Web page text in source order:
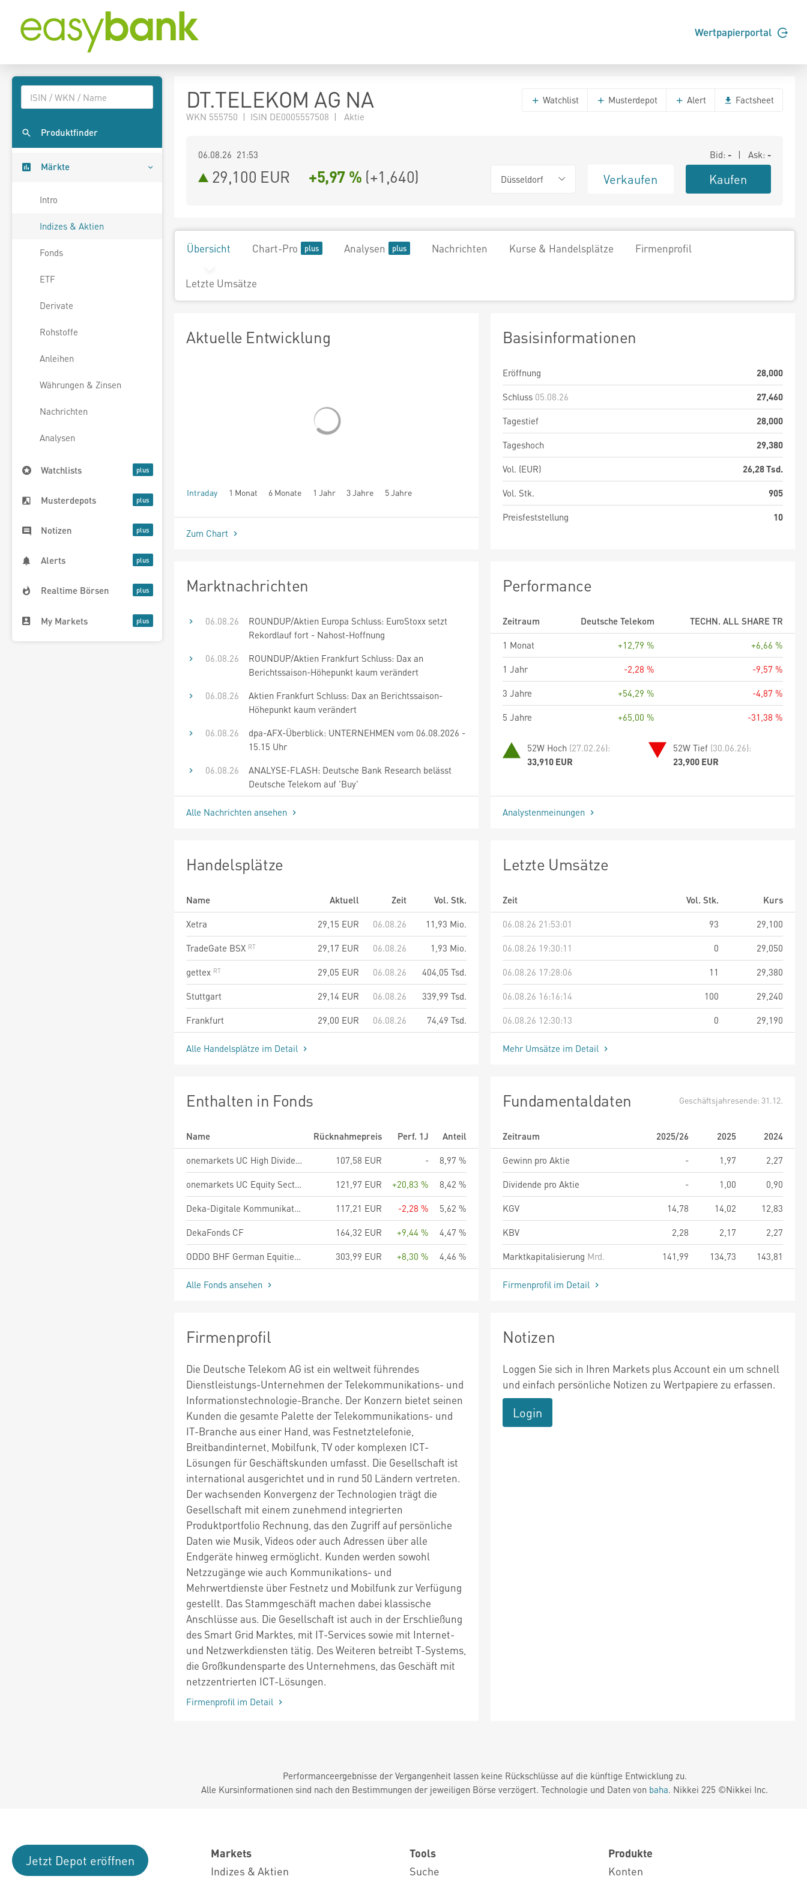
Wertpapierportal
Produktfinder
Märkte
Intro
Indizes & Aktien
Fonds
ETF
Derivate
Rohstoffe
Anleihen
Währungen & Zinsen
Nachrichten
Analysen
Watchlists
Musterdepots
Notizen
Alerts
Realtime Börsen
My Markets
DT.TELEKOM AG NA
WKN 555750 | ISIN DE0005557508 | Aktie
Watchlist Musterdepot Alert Factsheet
06.08.26 21:53 Bid: - | Ask: -
29,100 EUR +5,97 % (+1,640) Düsseldorf Verkaufen Kaufen
Übersicht Chart-Pro Analysen Nachrichten Kurse & Handelsplätze Firmenprofil
Letzte Umsätze
Aktuelle Entwicklung
Intraday 1 Monat 6 Monate 1 Jahr 3 Jahre 5 Jahre
seit Beginn
Zum Chart
Basisinformationen
Eröffnung
28,000
Schluss 05.08.26
27,460
Tagestief
28,000
Tageshoch
29,380
Vol. (EUR)
26,28 Tsd.
Vol. Stk.
905
Preisfeststellung
10
Marktnachrichten
06.08.26
ROUNDUP/Aktien Europa Schluss: EuroStoxx setzt
Rekordlauf fort - Nahost-Hoffnung
06.08.26
ROUNDUP/Aktien Frankfurt Schluss: Dax an
Berichtssaison-Höhepunkt kaum verändert
06.08.26
Aktien Frankfurt Schluss: Dax an Berichtssaison-
Höhepunkt kaum verändert
06.08.26
dpa-AFX-Überblick: UNTERNEHMEN vom 06.08.2026 -
15.15 Uhr
06.08.26
ANALYSE-FLASH: Deutsche Bank Research belässt
Deutsche Telekom auf 'Buy'
Alle Nachrichten ansehen
Performance
Zeitraum Deutsche Telekom
TECHN. ALL SHARE TR
1 Monat
+12,79 %
+6,66 %
1 Jahr
-2,28 %
-9,57 %
3 Jahre
+54,29 %
-4,87 %
5 Jahre
+65,00 % -31,38 %
52W Hoch (27.02.26):
33,910 EUR
52W Tief (30.06.26):
23,900 EUR
Analystenmeinungen
Handelsplätze
Name Aktuell Zeit
Vol. Stk.
Xetra
29,15 EUR 06.08.26
11,93 Mio.
TradeGate BSX
29,17 EUR 06.08.26
1,93 Mio.
gettex
29,05 EUR 06.08.26
404,05 Tsd.
Stuttgart
29,14 EUR 06.08.26
339,99 Tsd.
Frankfurt
29,00 EUR 06.08.26 74,49 Tsd.
Alle Handelsplätze im Detail
Letzte Umsätze
Zeit Vol. Stk.
Kurs
06.08.26 21:53:01
93
29,100
06.08.26 19:30:11
0
29,050
06.08.26 17:28:06
11
29,380
06.08.26 16:16:14
100
29,240
06.08.26 12:30:13
0 29,190
Mehr Umsätze im Detail
Enthalten in Fonds
Name Rücknahmepreis Perf. 1J
Anteil
onemarkets UC High Dividend Europe Fund M
107,58 EUR -
8,97 %
onemarkets UC Equity Sectors Fund M
121,97 EUR +20,83 %
8,42 %
Deka-Digitale Kommunikation TF
117,21 EUR -2,28 %
5,62 %
DekaFonds CF
164,32 EUR +9,44 %
4,47 %
ODDO BHF German Equities DR-EUR
303,99 EUR +8,30 % 4,46 %
Alle Fonds ansehen
Fundamentaldaten Geschäftsjahresende: 31.12.
Zeitraum 2025/26 2025
2024
Gewinn pro Aktie
- 1,97
2,27
Dividende pro Aktie
- 1,00
0,90
KGV
14,78 14,02
12,83
KBV
2,28 2,17
2,27
Marktkapitalisierung Mrd. 141,99 134,73 143,81
Firmenprofil im Detail
Firmenprofil
Die Deutsche Telekom AG ist ein weltweit führendes
Dienstleistungs-Unternehmen der Telekommunikations- und
Informationstechnologie-Branche. Der Konzern bietet seinen
Kunden die gesamte Palette der Telekommunikations- und
IT-Branche aus einer Hand, was Festnetztelefonie,
Breitbandinternet, Mobilfunk, TV oder komplexen ICT-
Lösungen für Geschäftskunden umfasst. Die Gesellschaft ist
international ausgerichtet und in rund 50 Ländern vertreten.
Der wachsenden Konvergenz der Technologien trägt die
Gesellschaft mit einem zunehmend integrierten
Produktportfolio Rechnung, das den Zugriff auf persönliche
Daten wie Musik, Videos oder auch Adressen über alle
Endgeräte hinweg ermöglicht. Kunden werden sowohl
Netzzugänge wie auch Kommunikations- und
Mehrwertdienste über Festnetz und Mobilfunk zur Verfügung
gestellt. Das Stammgeschäft machen dabei klassische
Anschlüsse aus. Die Gesellschaft ist auch in der Erschließung
des Smart Grid Marktes, mit IT-Services sowie mit Internet-
und Netzwerkdiensten tätig. Des Weiteren betreibt T-Systems,
die Großkundensparte des Unternehmens, das Geschäft mit
netzzentrierten ICT-Lösungen.
Firmenprofil im Detail
Notizen
Loggen Sie sich in Ihren Markets plus Account ein um schnell
und einfach persönliche Notizen zu Wertpapiere zu erfassen.
Login
Performanceergebnisse der Vergangenheit lassen keine Rückschlüsse auf die künftige Entwicklung zu.
Alle Kursinformationen sind nach den Bestimmungen der jeweiligen Börse verzögert. Technologie und Daten von baha. Nikkei 225 ©Nikkei Inc.
Jetzt Depot eröffnen
Markets
Indizes & Aktien
Tools
Suche
Produkte
Konten